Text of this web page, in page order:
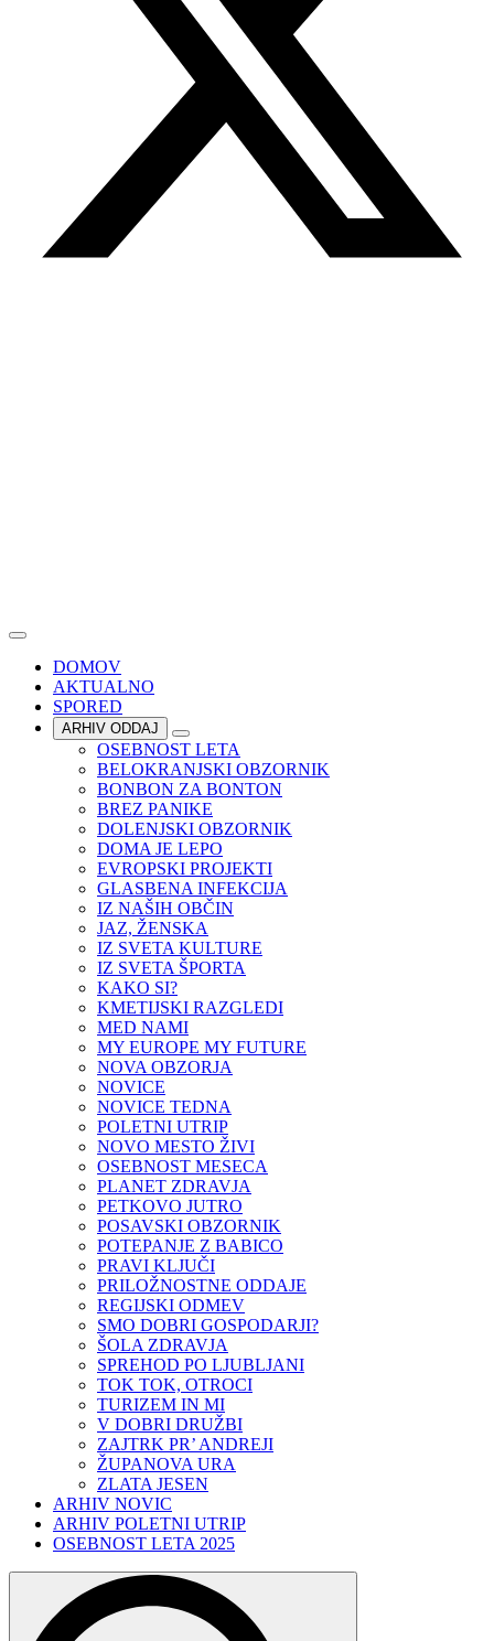
DOMOV
AKTUALNO
SPORED
ARHIV ODDAJ
OSEBNOST LETA
BELOKRANJSKI OBZORNIK
BONBON ZA BONTON
BREZ PANIKE
DOLENJSKI OBZORNIK
DOMA JE LEPO
EVROPSKI PROJEKTI
GLASBENA INFEKCIJA
IZ NAŠIH OBČIN
JAZ, ŽENSKA
IZ SVETA KULTURE
IZ SVETA ŠPORTA
KAKO SI?
KMETIJSKI RAZGLEDI
MED NAMI
MY EUROPE MY FUTURE
NOVA OBZORJA
NOVICE
NOVICE TEDNA
POLETNI UTRIP
NOVO MESTO ŽIVI
OSEBNOST MESECA
PLANET ZDRAVJA
PETKOVO JUTRO
POSAVSKI OBZORNIK
POTEPANJE Z BABICO
PRAVI KLJUČI
PRILOŽNOSTNE ODDAJE
REGIJSKI ODMEV
SMO DOBRI GOSPODARJI?
ŠOLA ZDRAVJA
SPREHOD PO LJUBLJANI
TOK TOK, OTROCI
TURIZEM IN MI
V DOBRI DRUŽBI
ZAJTRK PR’ ANDREJI
ŽUPANOVA URA
ZLATA JESEN
ARHIV NOVIC
ARHIV POLETNI UTRIP
OSEBNOST LETA 2025